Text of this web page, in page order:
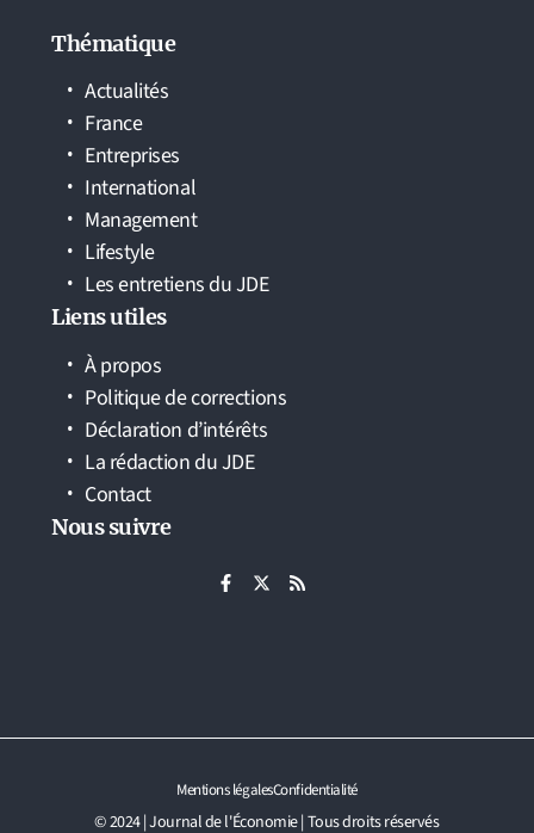
Thématique
Actualités
France
Entreprises
International
Management
Lifestyle
Les entretiens du JDE
Liens utiles
À propos
Politique de corrections
Déclaration d’intérêts
La rédaction du JDE
Contact
Nous suivre
© 2024 | Journal de l'Économie | Tous droits réservés
Mentions légalesConfidentialité